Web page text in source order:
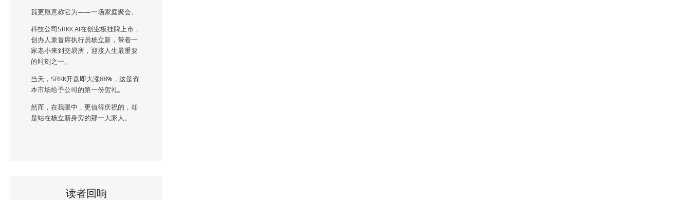
我更愿意称它为——一场家庭聚会。
科技公司SRKK AI在创业板挂牌上市，
创办人兼首席执行员杨立新，带着一
家老小来到交易所，迎接人生最重要
的时刻之一。
当天，SRKK开盘即大涨88%，这是资
本市场给予公司的第一份贺礼。
然而，在我眼中，更值得庆祝的，却
是站在杨立新身旁的那一大家人。
读者回响